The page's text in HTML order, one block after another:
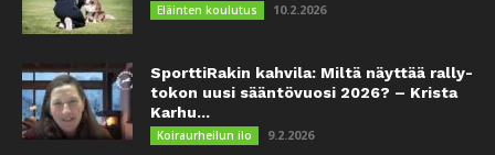
Eläinten koulutus 10.2.2026
SporttiRakin kahvila: Miltä näyttää rally-
tokon uusi sääntövuosi 2026? – Krista
Karhu...
Koiraurheilun ilo 9.2.2026